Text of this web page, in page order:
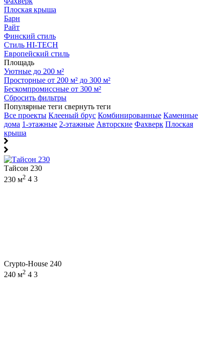
Плоская крыша
Барн
Райт
Финский стиль
Стиль HI-TECH
Европейский стиль
Площадь
Уютные до 200 м²
Просторные от 200 м² до 300 м²
Бескомпромиссные от 300 м²
Сбросить фильтры
Популярные теги свернуть теги
Все проекты Клееный брус Комбинированные Каменные
дома 1-этажные 2-этажные Авторские Фахверк Плоская
крыша
Тайсон 230
230 м2 4 3
Crypto-House 240
240 м2 4 3